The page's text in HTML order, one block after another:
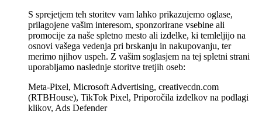
S sprejetjem teh storitev vam lahko prikazujemo oglase,
prilagojene vašim interesom, sponzorirane vsebine ali
promocije za naše spletno mesto ali izdelke, ki temleljijo na
osnovi vašega vedenja pri brskanju in nakupovanju, ter
merimo njihov uspeh. Z vašim soglasjem na tej spletni strani
uporabljamo naslednje storitve tretjih oseb:
Meta-Pixel, Microsoft Advertising, creativecdn.com
(RTBHouse), TikTok Pixel, Priporočila izdelkov na podlagi
klikov, Ads Defender